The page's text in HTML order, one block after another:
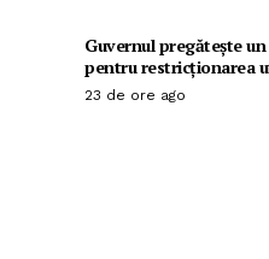
Guvernul pregătește
pentru restricționarea
23 de ore ago